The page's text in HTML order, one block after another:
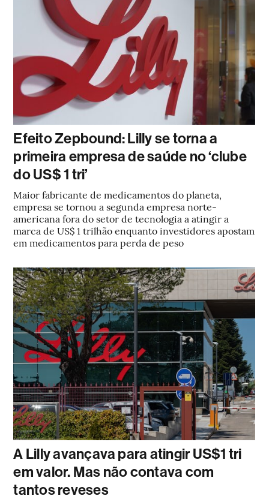
Efeito Zepbound: Lilly se torna a
primeira empresa de saúde no ‘clube
do US$ 1 tri’
Maior fabricante de medicamentos do planeta,
empresa se tornou a segunda empresa norte-
americana fora do setor de tecnologia a atingir a
marca de US$ 1 trilhão enquanto investidores apostam
em medicamentos para perda de peso
A Lilly avançava para atingir US$1 tri
em valor. Mas não contava com
tantos reveses